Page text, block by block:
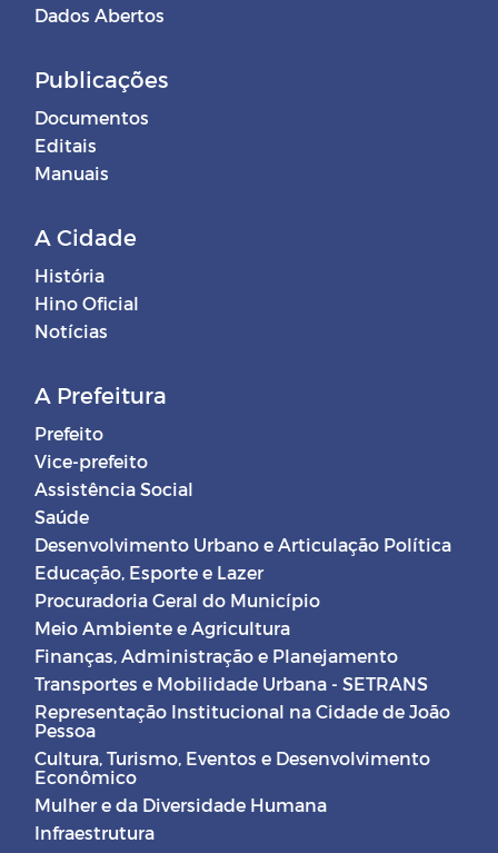
Dados Abertos
Publicações
Documentos
Editais
Manuais
A Cidade
História
Hino Oficial
Notícias
A Prefeitura
Prefeito
Vice-prefeito
Assistência Social
Saúde
Desenvolvimento Urbano e Articulação Política
Educação, Esporte e Lazer
Procuradoria Geral do Município
Meio Ambiente e Agricultura
Finanças, Administração e Planejamento
Transportes e Mobilidade Urbana - SETRANS
Representação Institucional na Cidade de João
Pessoa
Cultura, Turismo, Eventos e Desenvolvimento
Econômico
Mulher e da Diversidade Humana
Infraestrutura